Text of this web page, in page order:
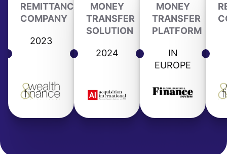
REMITTANCE
COMPANY
2023
MONEY
TRANSFER
SOLUTION
2024
MONEY
TRANSFER
PLATFORM
IN
EUROPE